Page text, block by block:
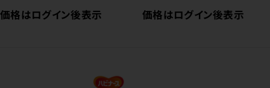
価格はログイン後表示
価格はログイン後表示